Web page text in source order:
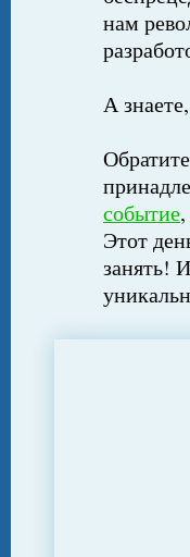
нам
А
событие
Этот
занять!